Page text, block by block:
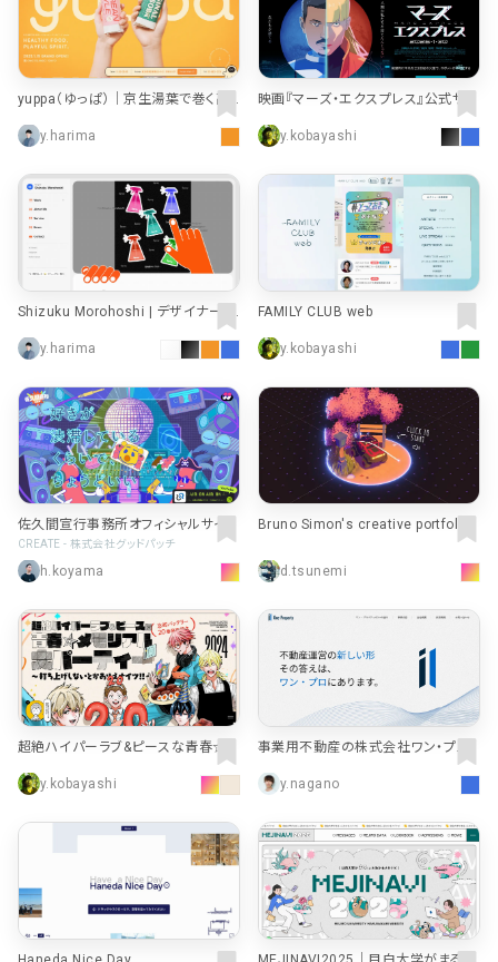
yuppa（ゆっぱ）｜京生湯葉で巻く高
タンパクなヘルシーファストフード
y.harima
映画『マーズ・エクスプレス』公式サイ
y.kobayashi
Shizuku Morohoshi | デザイナー・
y.harima
FAMILY CLUB web
y.kobayashi
佐久間宣行事務所オフィシャルサイト
CREATE - 株式会社グッドパッチ
h.koyama
Bruno Simon's creative portfolio
d.tsunemi
超絶ハイパーラブ&ピースな青春☆メ
モリアル大パーティー〜打ち上げしな
いとかありえナイツ!!〜 | 『忘却バッテ
＋
y.kobayashi
事業用不動産の株式会社ワン・プロ
y.nagano